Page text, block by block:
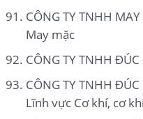
CÔNG TY TNHH
May mặc
CÔNG TY TNHH
CÔNG TY TNHH
Lĩnh vực Cơ khí, cơ